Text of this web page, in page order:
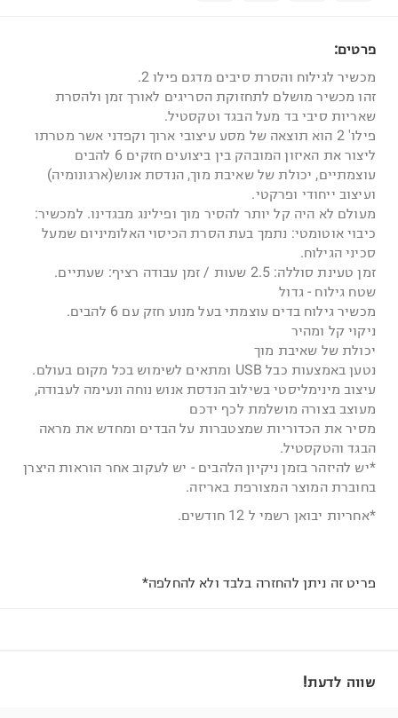
פרטים:
מכשיר לגילוח והסרת סיבים מדגם פילו 2.
זהו מכשיר מושלם לתחזוקת הסריגים לאורך זמן ולהסרת
שאריות סיבי בד מעל הבגד וטקסטיל.
פילו' 2 הוא תוצאה של מסע עיצובי ארוך וקפדני אשר מטרתו
ליצור את האיזון המובהק בין ביצועים חזקים 6 להבים
עוצמתיים, יכולת של שאיבת מוך, הנדסת אנוש(ארגונומיה)
ועיצוב ייחודי ופרקטי.
מעולם לא היה קל יותר להסיר מוך ופילינג מבגדינו. למכשיר:
כיבוי אוטומטי: נתמך בעת הסרת הכיסוי האלומיניום שמעל
סכיני הגילוח.
זמן טעינת סוללה: 2.5 שעות / זמן עבודה רציף: שעתיים.
שטח גילוח - גדול
מכשיר גילוח בדים עוצמתי בעל מנוע חזק עם 6 להבים.
ניקוי קל ומהיר
יכולת של שאיבת מוך
נטען באמצעות כבל USB ומתאים לשימוש בכל מקום בעולם.
עיצוב מינימליסטי בשילוב הנדסת אנוש נוחה ונעימה לעבודה,
מעוצב בצורה מושלמת לכף ידכם
מסיר את הכדוריות שמצטברות על הבדים ומחדש את מראה
הבגד והטקסטיל.
*יש להיזהר בזמן ניקיון הלהבים - יש לעקוב אחר הוראות היצרן
בחוברת המוצר המצורפת באריזה.
*אחריות יבואן רשמי ל 12 חודשים.
פריט זה ניתן להחזרה בלבד ולא להחלפה*
שווה לדעת!